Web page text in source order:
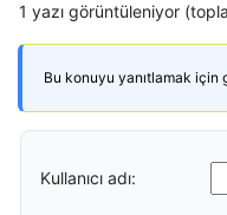
1 yazı görüntüleniyor
Bu konuyu yanıtlamak için
Kullanıcı adı: